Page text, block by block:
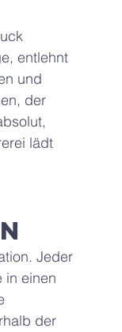
entlehnt
und
der
lädt
Jeder
in einen
der